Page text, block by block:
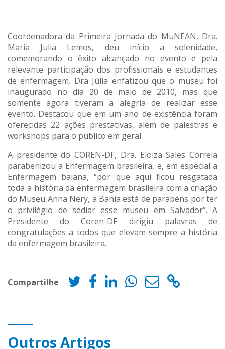
Coordenadora da Primeira Jornada do MuNEAN, Dra.
Maria Julia Lemos, deu início a solenidade,
comemorando o êxito alcançado no evento e pela
relevante participação dos profissionais e estudantes
de enfermagem. Dra Júlia enfatizou que o museu foi
inaugurado no dia 20 de maio de 2010, mas que
somente agora tiveram a alegria de realizar esse
evento. Destacou que em um ano de existência foram
oferecidas 22 ações prestativas, além de palestras e
workshops para o público em geral.
A presidente do COREN-DF, Dra. Eloiza Sales Correia
parabenizou a Enfermagem brasileira, e, em especial a
Enfermagem baiana, “por que aqui ficou resgatada
toda a história da enfermagem brasileira com a criação
do Museu Anna Nery, a Bahia está de parabéns por ter
o privilégio de sediar esse museu em Salvador”. A
Presidente do Coren-DF dirigiu palavras de
congratulações a todos que elevam sempre a história
da enfermagem brasileira.
Compartilhe
Outros Artigos